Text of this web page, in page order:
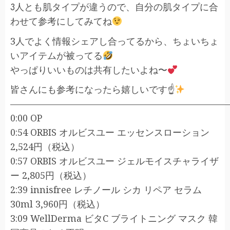
3人とも肌タイプが違うので、自分の肌タイプに合
わせて参考にしてみてね
3人でよく情報シェアし合ってるから、ちょいちょ
いアイテムが被ってる
やっぱりいいものは共有したいよね〜
皆さんにも参考になったら嬉しいです☝
0:00 OP
0:54 ORBIS オルビスユー エッセンスローション
2,524円（税込）
0:57 ORBIS オルビスユー ジェルモイスチャライザ
ー 2,805円（税込）
2:39 innisfree レチノール シカ リペア セラム
30ml 3,960円（税込）
3:09 WellDerma ビタC ブライトニング マスク 韓